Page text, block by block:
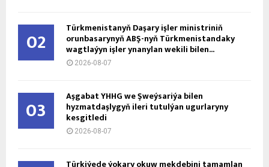
02 Türkmenistanyň Daşary işler ministriniň
orunbasarynyň ABŞ-nyň Türkmenistandaky
wagtlaýyn işler ynanylan wekili bilen...
2026-08-07
03 Aşgabat ÝHHG we Şweýsariýa bilen
hyzmatdaşlygyň ileri tutulýan ugurlaryny
kesgitledi
2026-08-07